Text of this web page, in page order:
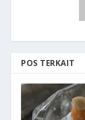
POS TERKAIT